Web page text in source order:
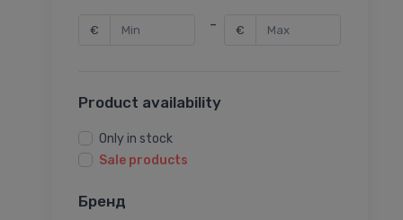
Приводы поворотных клапанов
Защелки
Аксессуары для термоклапана
€ - €
Product availability
Only in stock
Sale products
Бренд